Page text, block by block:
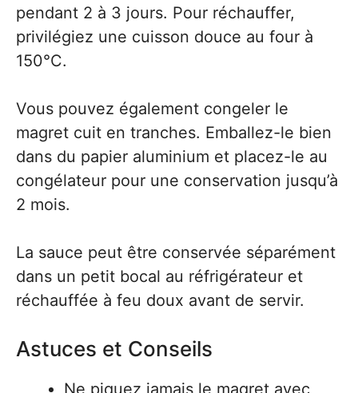
pendant 2 à 3 jours. Pour réchauffer,
privilégiez une cuisson douce au four à
150°C.
Vous pouvez également congeler le
magret cuit en tranches. Emballez-le bien
dans du papier aluminium et placez-le au
congélateur pour une conservation jusqu’à
2 mois.
La sauce peut être conservée séparément
dans un petit bocal au réfrigérateur et
réchauffée à feu doux avant de servir.
Astuces et Conseils